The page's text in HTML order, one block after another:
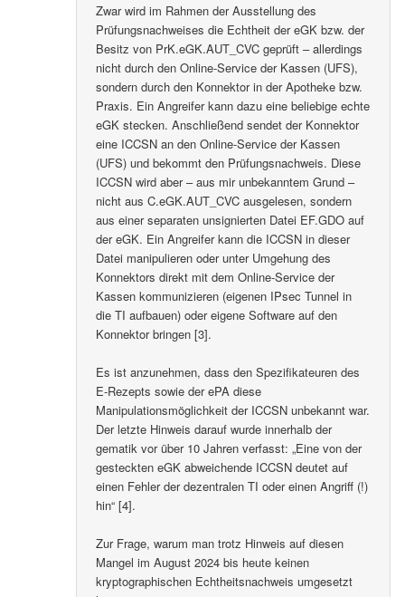
Zwar wird im Rahmen der Ausstellung des
Prüfungsnachweises die Echtheit der eGK bzw. der
Besitz von PrK.eGK.AUT_CVC geprüft – allerdings
nicht durch den Online-Service der Kassen (UFS),
sondern durch den Konnektor in der Apotheke bzw.
Praxis. Ein Angreifer kann dazu eine beliebige echte
eGK stecken. Anschließend sendet der Konnektor
eine ICCSN an den Online-Service der Kassen
(UFS) und bekommt den Prüfungsnachweis. Diese
ICCSN wird aber – aus mir unbekanntem Grund –
nicht aus C.eGK.AUT_CVC ausgelesen, sondern
aus einer separaten unsignierten Datei EF.GDO auf
der eGK. Ein Angreifer kann die ICCSN in dieser
Datei manipulieren oder unter Umgehung des
Konnektors direkt mit dem Online-Service der
Kassen kommunizieren (eigenen IPsec Tunnel in
die TI aufbauen) oder eigene Software auf den
Konnektor bringen [3].
Es ist anzunehmen, dass den Spezifikateuren des
E-Rezepts sowie der ePA diese
Manipulationsmöglichkeit der ICCSN unbekannt war.
Der letzte Hinweis darauf wurde innerhalb der
gematik vor über 10 Jahren verfasst: „Eine von der
gesteckten eGK abweichende ICCSN deutet auf
einen Fehler der dezentralen TI oder einen Angriff (!)
hin“ [4].
Zur Frage, warum man trotz Hinweis auf diesen
Mangel im August 2024 bis heute keinen
kryptographischen Echtheitsnachweis umgesetzt